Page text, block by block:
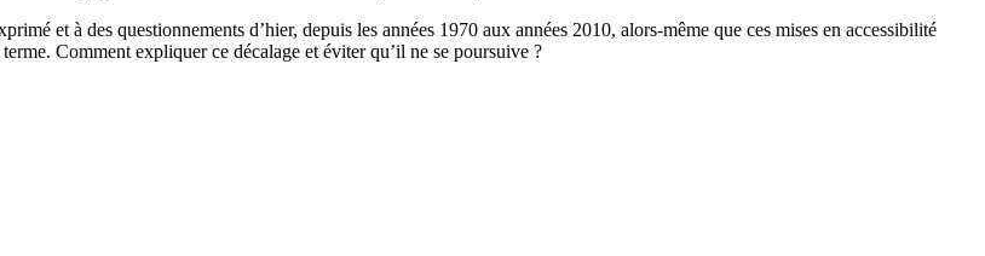
et à des questionnements d’hier, depuis les années 1970 aux années 2010, alors-même que ces mises en accessibilité
Comment expliquer ce décalage et éviter qu’il ne se poursuive ?